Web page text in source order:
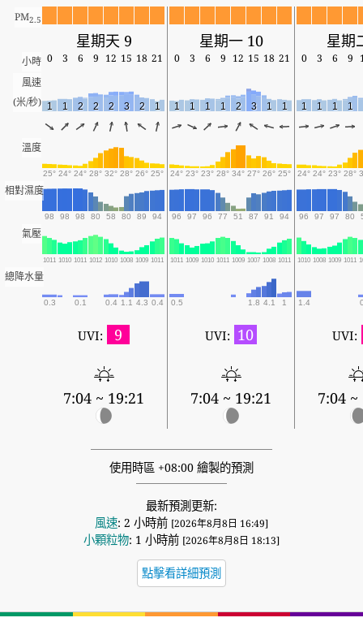
PM2.5
星期天 9 星期一 10 星期
小時 0 3 6 9 12 15 18 21 0 3 6 9 12 15 18 21 0 3 6 9
風速
(米/秒) 1 1 2 2 2 3 2 1 1 1 1 1 2 3 1 1 1 1 1 1
溫度
25° 24° 24° 28° 32° 28° 26° 25° 24° 23° 23° 28° 34° 27° 26° 25° 24° 24° 23° 28°
相對濕度
98 98 98 80 58 80 89 94 96 97 96 77 51 87 91 94 96 97 97 80
氣壓
1011 1010 1011 1012 1010 1008 1009 1011 1011 1009 1010 1011 1009 1007 1008 1011 1010 1008 1009 1011
總降水量
0.3 0.1 0.4 1.1 4.3 0.4 0.5 1.8 4.1 1 1.4
UVI: 9
7:04 ~ 19:21
UVI: 10
7:04 ~ 19:21
UVI:
7:04 ~
使用時區 +08:00 繪製的預測
最新預測更新:
風速: 2 小時前 [2026年8月8日 16:49]
小顆粒物: 1 小時前 [2026年8月8日 18:13]
點擊看詳細預測